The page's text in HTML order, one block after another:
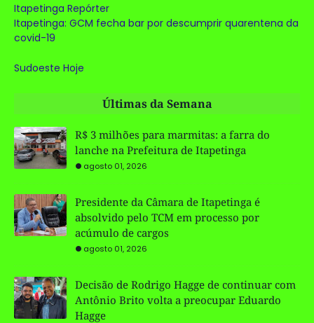
Itapetinga Repórter
Itapetinga: GCM fecha bar por descumprir quarentena da
covid-19
Sudoeste Hoje
Últimas da Semana
R$ 3 milhões para marmitas: a farra do
lanche na Prefeitura de Itapetinga
agosto 01, 2026
Presidente da Câmara de Itapetinga é
absolvido pelo TCM em processo por
acúmulo de cargos
agosto 01, 2026
Decisão de Rodrigo Hagge de continuar com
Antônio Brito volta a preocupar Eduardo
Hagge